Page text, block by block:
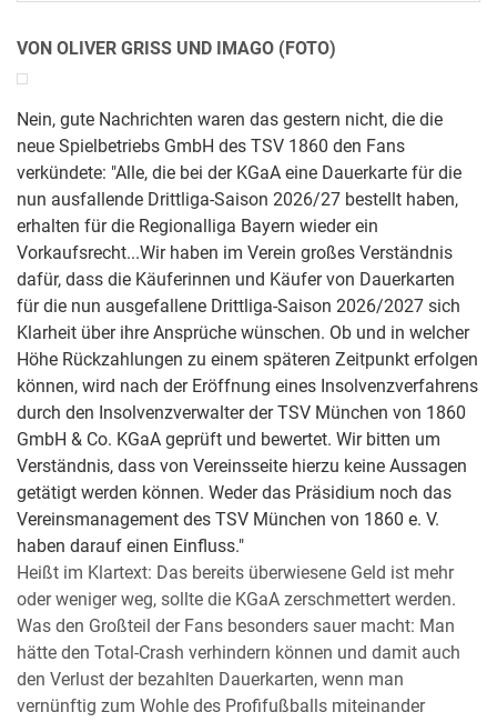
VON OLIVER GRISS UND IMAGO (FOTO)
Nein, gute Nachrichten waren das gestern nicht, die die
neue Spielbetriebs GmbH des TSV 1860 den Fans
verkündete: "Alle, die bei der KGaA eine Dauerkarte für die
nun ausfallende Drittliga-Saison 2026/27 bestellt haben,
erhalten für die Regionalliga Bayern wieder ein
Vorkaufsrecht...Wir haben im Verein großes Verständnis
dafür, dass die Käuferinnen und Käufer von Dauerkarten
für die nun ausgefallene Drittliga-Saison 2026/2027 sich
Klarheit über ihre Ansprüche wünschen. Ob und in welcher
Höhe Rückzahlungen zu einem späteren Zeitpunkt erfolgen
können, wird nach der Eröffnung eines Insolvenzverfahrens
durch den Insolvenzverwalter der TSV München von 1860
GmbH & Co. KGaA geprüft und bewertet. Wir bitten um
Verständnis, dass von Vereinsseite hierzu keine Aussagen
getätigt werden können. Weder das Präsidium noch das
Vereinsmanagement des TSV München von 1860 e. V.
haben darauf einen Einfluss."
Heißt im Klartext: Das bereits überwiesene Geld ist mehr
oder weniger weg, sollte die KGaA zerschmettert werden.
Was den Großteil der Fans besonders sauer macht: Man
hätte den Total-Crash verhindern können und damit auch
den Verlust der bezahlten Dauerkarten, wenn man
vernünftig zum Wohle des Profifußballs miteinander